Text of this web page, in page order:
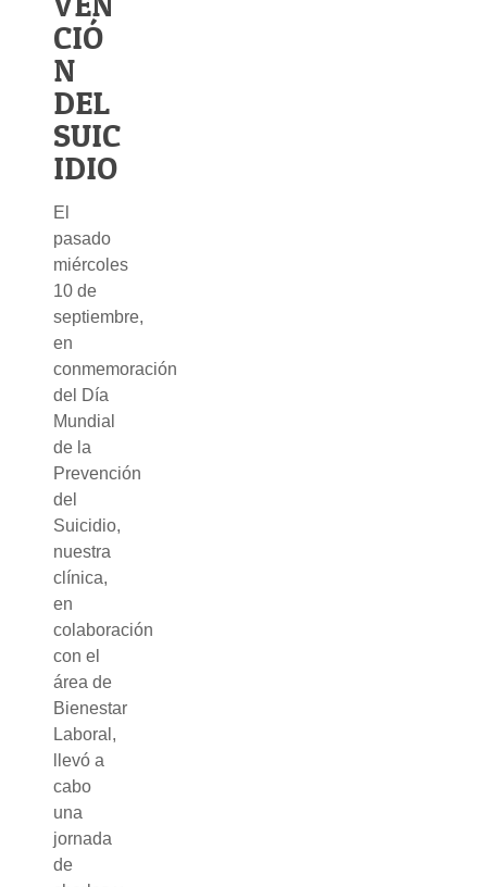
CIÓ
N
DEL
SUIC
IDIO
El
pasado
miércoles
10 de
septiembre,
en
conmemoración
del Día
Mundial
de la
Prevención
del
Suicidio,
nuestra
clínica,
en
colaboración
con el
área de
Bienestar
Laboral,
llevó a
cabo
una
jornada
de